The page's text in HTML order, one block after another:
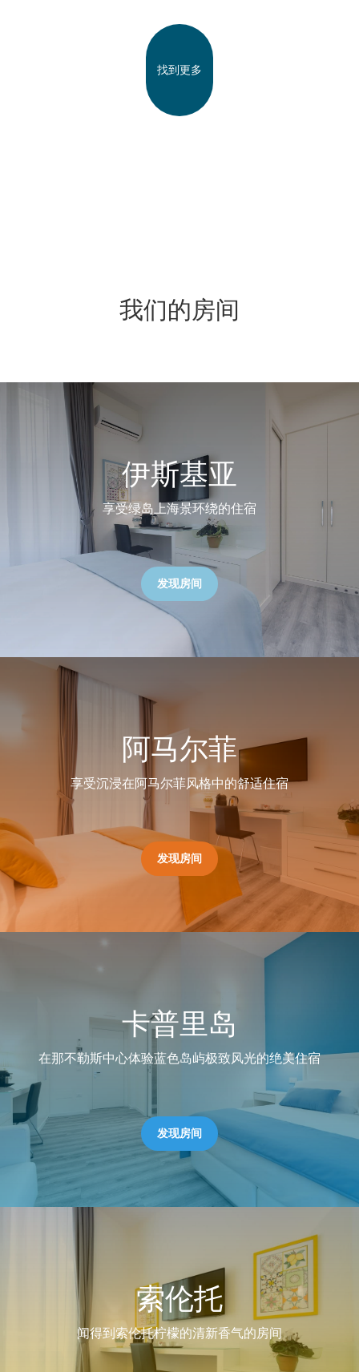
找到更多
我们的房间
伊斯基亚
享受绿岛上海景环绕的住宿
发现房间
阿马尔菲
享受沉浸在阿马尔菲风格中的舒适住宿
发现房间
卡普里岛
在那不勒斯中心体验蓝色岛屿极致风光的绝美住宿
发现房间
索伦托
闻得到索伦托柠檬的清新香气的房间